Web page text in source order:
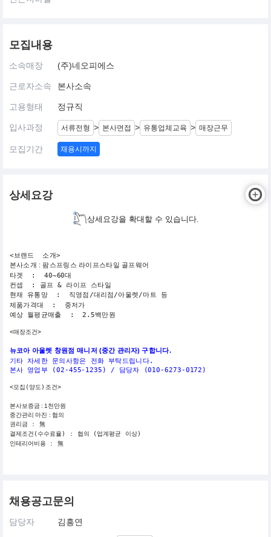
모집내용
소속매장 (주)네오피에스
근로자소속 본사소속
고용형태 정규직
입사과정 서류전형 > 본사면접 > 유통업체교육 > 매장근무
모집기간 채용시까지
상세요강
상세요강을 확대할 수 있습니다.
<브랜드 소개>
본사소개 : 팜스프링스 라이프스타일 골프웨어
타겟 : 40~60대
컨셉 : 골프 & 라이프 스타일
현재 유통망 : 직영점/대리점/아울렛/마트 등
제품가격대 : 중저가
예상 월평균매출 : 2.5백만원
<매장조건>
뉴코아 아울렛 창원점 매니저 (중간 관리자) 구합니다.
기타 자세한 문의사항은 전화 부탁드립니다.
본사 영업부 (02-455-1235) / 담당자 (010-6273-0172)
<모집(양도)조건>
본사보증금 : 1천만원
중간관리 마진 : 협의
권리금 : 無
결제조건(수수료율) : 협의 (업계평균 이상)
인테리어비용 : 無
채용공고문의
담당자 김흥연